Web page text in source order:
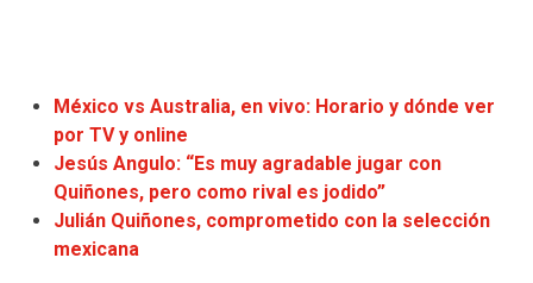
México vs Australia, en vivo: Horario y dónde ver
por TV y online
Jesús Angulo: “Es muy agradable jugar con
Quiñones, pero como rival es jodido”
Julián Quiñones, comprometido con la selección
mexicana